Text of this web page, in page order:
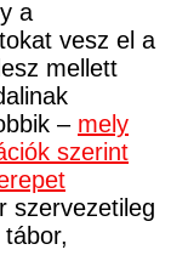
a
vesz el a
mellett
– mely
szerint
szervezetileg